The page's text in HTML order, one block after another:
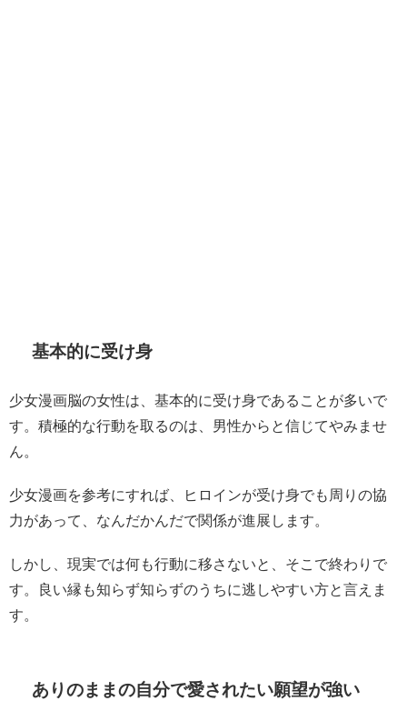
基本的に受け身
少女漫画脳の女性は、基本的に受け身であることが多いで
す。積極的な行動を取るのは、男性からと信じてやみませ
ん。
少女漫画を参考にすれば、ヒロインが受け身でも周りの協
力があって、なんだかんだで関係が進展します。
しかし、現実では何も行動に移さないと、そこで終わりで
す。良い縁も知らず知らずのうちに逃しやすい方と言えま
す。
ありのままの自分で愛されたい願望が強い